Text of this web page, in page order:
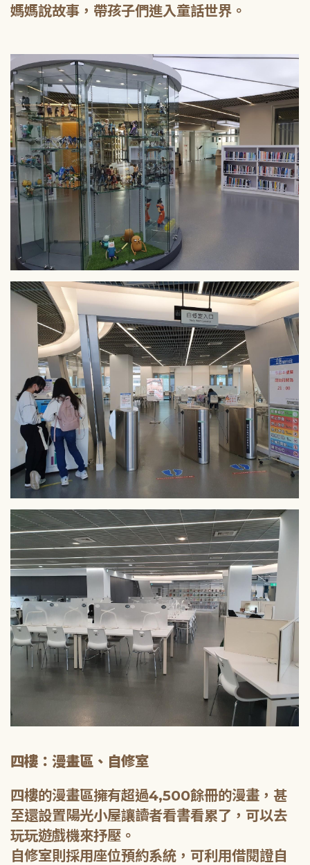
媽媽說故事，帶孩子們進入童話世界。
四樓：漫畫區、自修室
四樓的漫畫區擁有超過4,500餘冊的漫畫，甚
至還設置陽光小屋讓讀者看書看累了，可以去
玩玩遊戲機來抒壓。
自修室則採用座位預約系統，可利用借閱證自